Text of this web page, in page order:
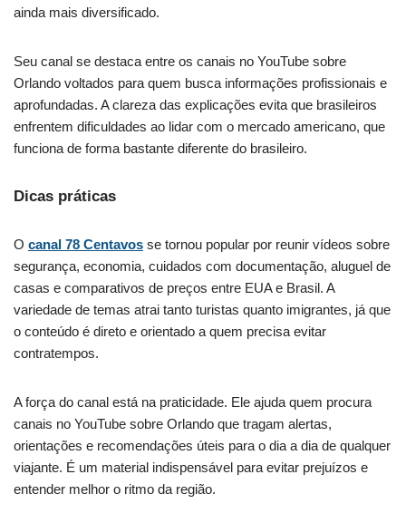
ainda mais diversificado.
Seu canal se destaca entre os canais no YouTube sobre
Orlando voltados para quem busca informações profissionais e
aprofundadas. A clareza das explicações evita que brasileiros
enfrentem dificuldades ao lidar com o mercado americano, que
funciona de forma bastante diferente do brasileiro.
Dicas práticas
O canal 78 Centavos se tornou popular por reunir vídeos sobre
segurança, economia, cuidados com documentação, aluguel de
casas e comparativos de preços entre EUA e Brasil. A
variedade de temas atrai tanto turistas quanto imigrantes, já que
o conteúdo é direto e orientado a quem precisa evitar
contratempos.
A força do canal está na praticidade. Ele ajuda quem procura
canais no YouTube sobre Orlando que tragam alertas,
orientações e recomendações úteis para o dia a dia de qualquer
viajante. É um material indispensável para evitar prejuízos e
entender melhor o ritmo da região.